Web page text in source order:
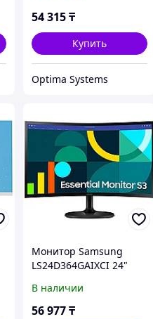
54 315 ₸
Купить
Optima Systems
Монитор Samsung
LS24D364GAIXCI 24"
В наличии
56 977 ₸